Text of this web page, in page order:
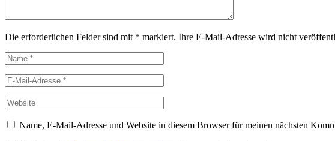
Die erforderlichen Felder sind mit * markiert. Ihre E-Mail-Adresse wird nicht
Name, E-Mail-Adresse und Website in diesem Browser für meinen nächsten